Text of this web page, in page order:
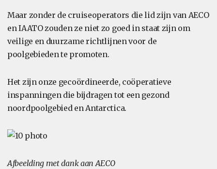
Maar zonder de cruiseoperators die lid zijn van AECO
en IAATO zouden ze niet zo goed in staat zijn om
veilige en duurzame richtlijnen voor de
poolgebieden te promoten.
Het zijn onze gecoördineerde, coöperatieve
inspanningen die bijdragen tot een gezond
noordpoolgebied en Antarctica.
Afbeelding met dank aan AECO